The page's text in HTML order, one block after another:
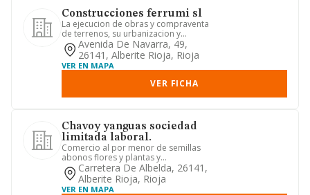
Construcciones ferrumi sl
La ejecucion de obras y compraventa
de terrenos, su urbanizacion y
parcelacion, la promocion de edi...
Avenida De Navarra, 49,
26141, Alberite Rioja, Rioja
VER EN MAPA
VER FICHA
Chavoy yanguas sociedad
limitada laboral.
Comercio al por menor de semillas
abonos flores y plantas y
acondicionamiento de jardines.
Carretera De Albelda, 26141,
Alberite Rioja, Rioja
VER EN MAPA